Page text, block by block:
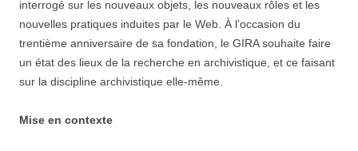
interrogé sur les nouveaux objets, les nouveaux rôles et les
nouvelles pratiques induites par le Web. À l’occasion du
trentième anniversaire de sa fondation, le GIRA souhaite faire
un état des lieux de la recherche en archivistique, et ce faisant
sur la discipline archivistique elle-même.
Mise en contexte